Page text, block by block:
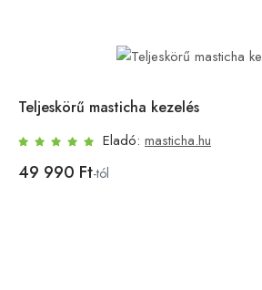
Teljeskörű masticha kezelés
Eladó: masticha.hu
49 990 Ft-tól